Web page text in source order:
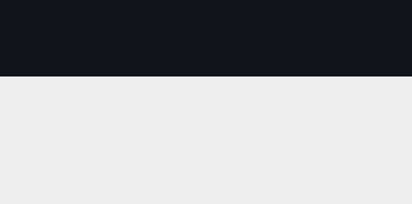
12:00 - 18:00